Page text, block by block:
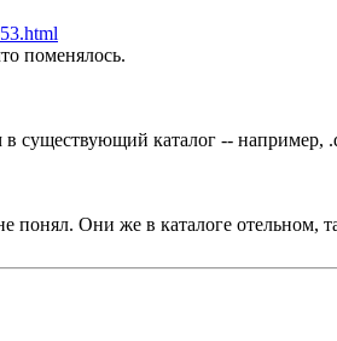
поменялось.
существующий каталог -- например,
Они же в каталоге отельном,